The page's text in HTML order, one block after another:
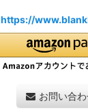
https://
お問い合